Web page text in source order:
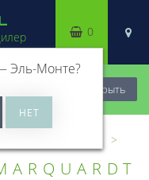
Закрыть
Эль-Монте?
0